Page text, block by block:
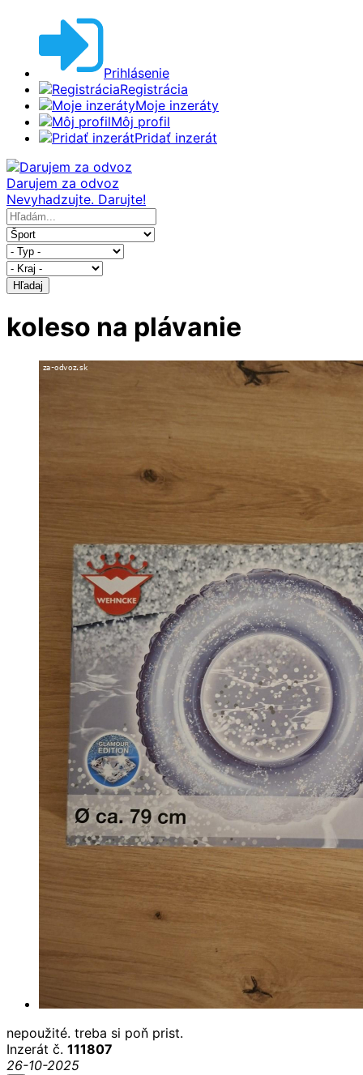
Prihlásenie
Registrácia
Moje inzeráty
Môj profil
Pridať inzerát
Darujem za odvoz
Nevyhadzujte. Darujte!
Hľadaj
koleso na plávanie
nepoužité. treba si poň prist.
Inzerát č. 111807
26-10-2025